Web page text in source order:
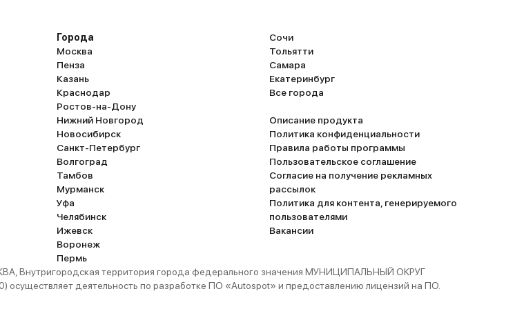
Города
Москва
Пенза
Казань
Краснодар
Ростов-на-Дону
Нижний Новгород
Новосибирск
Санкт-Петербург
Волгоград
Тамбов
Мурманск
Уфа
Челябинск
Ижевск
Воронеж
Пермь
Сочи
Тольятти
Самара
Екатеринбург
Все города
Описание продукта
Политика конфиденциальности
Правила работы программы
Пользовательское соглашение
Согласие на получение рекламных
рассылок
Политика для контента, генерируемого
пользователями
Вакансии
Внутригородская территория города федерального значения МУНИЦИПАЛЬНЫЙ ОКРУГ
деятельность по разработке ПО «Autospot» и предоставлению лицензий на ПО.